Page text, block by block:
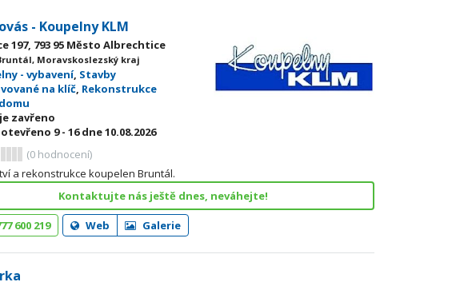
- Koupelny KLM
197, 793 95 Město Albrechtice
Moravskoslezský kraj
- vybavení, Stavby
na klíč, Rekonstrukce
zavřeno
9 - 16dne 10.08.2026
(0 hodnocení)
a rekonstrukce koupelen Bruntál.
Kontaktujte nás ještě dnes, neváhejte!
600 219 Web Galerie